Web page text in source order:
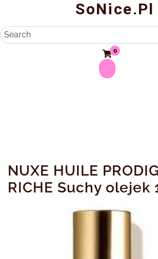
content
SoNice.pl
Search
0
NUXE HUILE
RICHE Suchy olejek